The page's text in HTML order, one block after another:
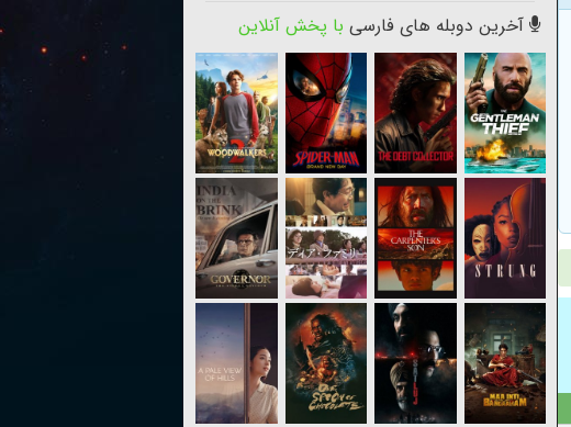
آخرین دوبله های فارسی با پخش آنلاین